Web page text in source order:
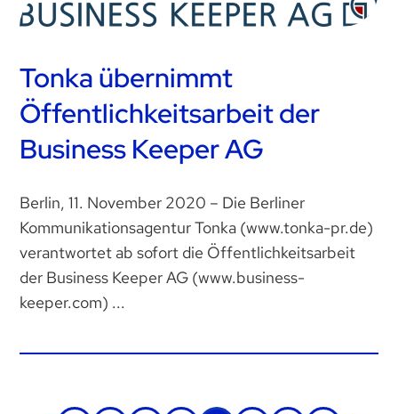
Tonka übernimmt
Öffentlichkeitsarbeit der
Business Keeper AG
Berlin, 11. November 2020 – Die Berliner
Kommunikationsagentur Tonka (www.tonka-pr.de)
verantwortet ab sofort die Öffentlichkeitsarbeit
der Business Keeper AG (www.business-
keeper.com) ...